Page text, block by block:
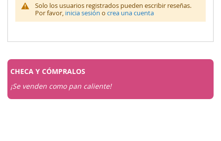
Solo los usuarios registrados pueden escribir reseñas.
Por favor, inicia sesión o crea una cuenta
CHECA Y CÓMPRALOS
¡Se venden como pan caliente!